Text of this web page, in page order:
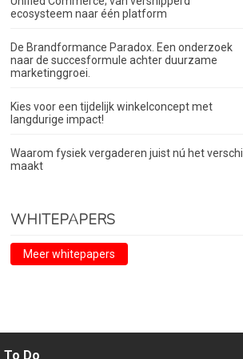
ecosysteem naar één platform
De Brandformance Paradox. Een onderzoek
naar de succesformule achter duurzame
marketinggroei.
Kies voor een tijdelijk winkelconcept met
langdurige impact!
Waarom fysiek vergaderen juist nú het verschil
maakt
WHITEPAPERS
Meer whitepapers
To Do